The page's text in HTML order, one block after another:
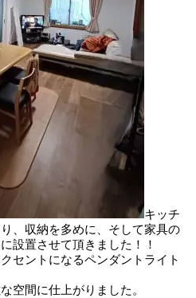
キッチ
、収納を多めに、そして家具の
設置させて頂きました！！
セントになるペンダントライト
空間に仕上がりました。